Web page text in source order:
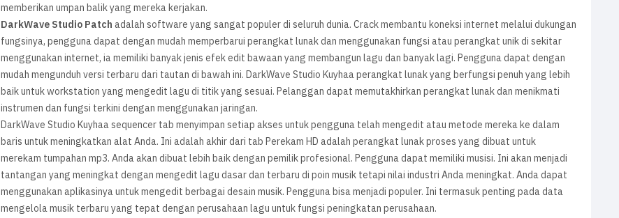
memberikan umpan balik yang mereka kerjakan.
DarkWave Studio Patchadalah software yang sangat populer di seluruh dunia. Crack membantu koneksi internet melalui dukungan
fungsinya, pengguna dapat dengan mudah memperbarui perangkat lunak dan menggunakan fungsi atau perangkat unik di sekitar
menggunakan internet, ia memiliki banyak jenis efek edit bawaan yang membangun lagu dan banyak lagi. Pengguna dapat dengan
mudah mengunduh versi terbaru dari tautan di bawah ini. DarkWave Studio Kuyhaa perangkat lunak yang berfungsi penuh yang lebih
baik untuk workstation yang mengedit lagu di titik yang sesuai. Pelanggan dapat memutakhirkan perangkat lunak dan menikmati
instrumen dan fungsi terkini dengan menggunakan jaringan.
DarkWave Studio Kuyhaa sequencer tab menyimpan setiap akses untuk pengguna telah mengedit atau metode mereka ke dalam
baris untuk meningkatkan alat Anda. Ini adalah akhir dari tab Perekam HD adalah perangkat lunak proses yang dibuat untuk
merekam tumpahan mp3. Anda akan dibuat lebih baik dengan pemilik profesional. Pengguna dapat memiliki musisi. Ini akan menjadi
tantangan yang meningkat dengan mengedit lagu dasar dan terbaru di poin musik tetapi nilai industri Anda meningkat. Anda dapat
menggunakan aplikasinya untuk mengedit berbagai desain musik. Pengguna bisa menjadi populer. Ini termasuk penting pada data
mengelola musik terbaru yang tepat dengan perusahaan lagu untuk fungsi peningkatan perusahaan.